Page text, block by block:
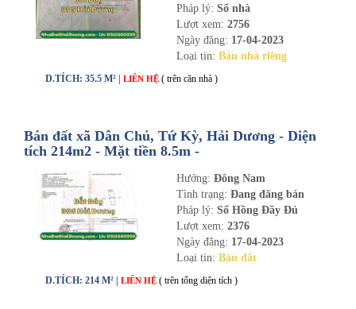
Pháp lý: Sổ nhà
Lượt xem: 2756
Ngày đăng: 17-04-2023
Loại tin: Bán nhà riêng
D.TÍCH: 35.5 M² | LIÊN HỆ ( trên căn nhà )
Bán đất xã Dân Chủ, Tứ Kỳ, Hải Dương - Diện
tích 214m2 - Mặt tiền 8.5m -
Hướng: Đông Nam
Tình trạng: Đang đăng bán
Pháp lý: Sổ Hồng Đầy Đủ
Lượt xem: 2376
Ngày đăng: 17-04-2023
Loại tin: Bán đất
D.TÍCH: 214 M² | LIÊN HỆ ( trên tổng diện tích )